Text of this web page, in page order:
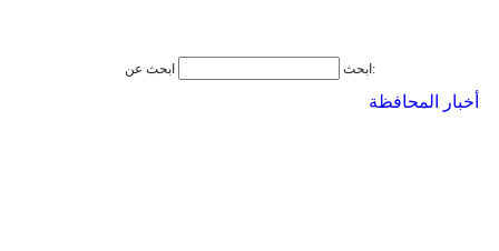
ابحث ابحث عن:
أخبار المحافظة